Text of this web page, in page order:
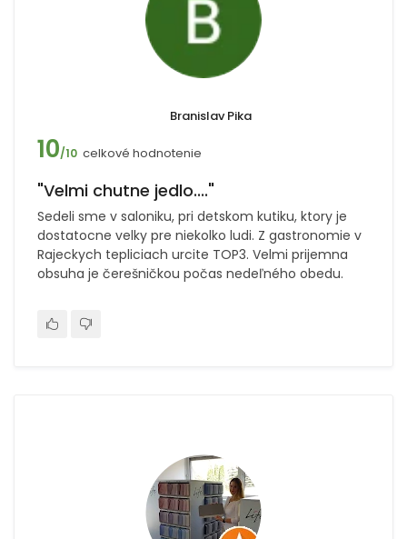
Branislav Pika
10/10 celkové hodnotenie
"Velmi chutne jedlo...."
Sedeli sme v saloniku, pri detskom kutiku, ktory je
dostatocne velky pre niekolko ludi. Z gastronomie v
Rajeckych tepliciach urcite TOP3. Velmi prijemna
obsuha je čerešničkou počas nedeľného obedu.